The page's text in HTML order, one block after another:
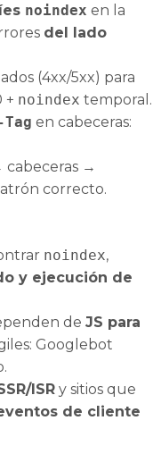
noindex en la
del lado
(4xx/5xx) para
+ noindex temporal.
en cabeceras:
cabeceras →
correcto.
noindex,
y ejecución de
de JS para
Googlebot
ISR y sitios que
de cliente